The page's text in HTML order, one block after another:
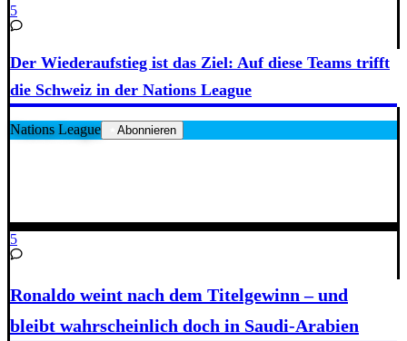
5
Der Wiederaufstieg ist das Ziel: Auf diese Teams trifft
die Schweiz in der Nations League
Nations League Abonnieren
5
Ronaldo weint nach dem Titelgewinn – und
bleibt wahrscheinlich doch in Saudi-Arabien